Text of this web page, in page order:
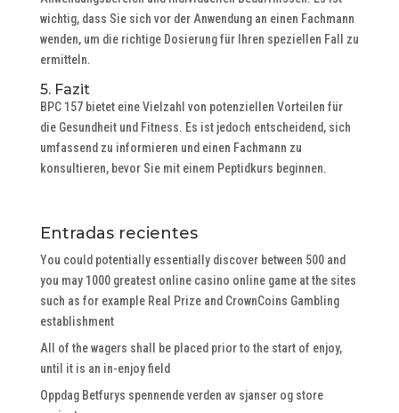
wichtig, dass Sie sich vor der Anwendung an einen Fachmann
wenden, um die richtige Dosierung für Ihren speziellen Fall zu
ermitteln.
5. Fazit
BPC 157 bietet eine Vielzahl von potenziellen Vorteilen für
die Gesundheit und Fitness. Es ist jedoch entscheidend, sich
umfassend zu informieren und einen Fachmann zu
konsultieren, bevor Sie mit einem Peptidkurs beginnen.
Entradas recientes
You could potentially essentially discover between 500 and
you may 1000 greatest online casino online game at the sites
such as for example Real Prize and CrownCoins Gambling
establishment
All of the wagers shall be placed prior to the start of enjoy,
until it is an in-enjoy field
Oppdag Betfurys spennende verden av sjanser og store